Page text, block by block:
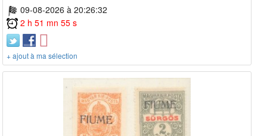
09-08-2026 à 20:26:32
2 h 51 mn 55 s
+ ajout à ma sélection